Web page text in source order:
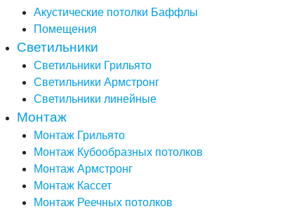
Акустические потолки Баффлы
Помещения
Светильники
Светильники Грильято
Светильники Армстронг
Светильники линейные
Монтаж
Монтаж Грильято
Монтаж Кубообразных потолков
Монтаж Армстронг
Монтаж Кассет
Монтаж Реечных потолков